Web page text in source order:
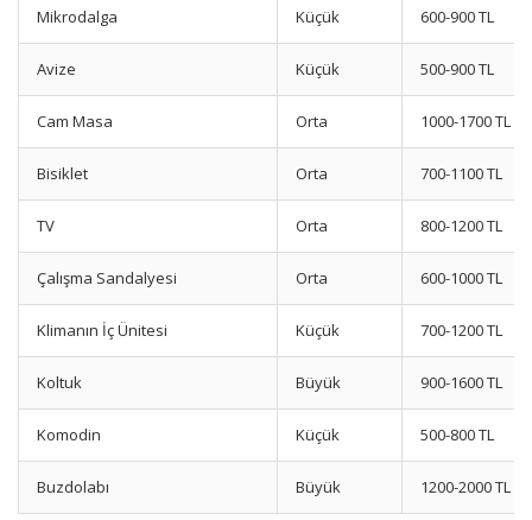
Mikrodalga Küçük 600-900 TL
Avize Küçük 500-900 TL
Cam Masa Orta 1000-1700 TL
Bisiklet Orta 700-1100 TL
TV Orta 800-1200 TL
Çalışma Sandalyesi Orta 600-1000 TL
Klimanın İç Ünitesi Küçük 700-1200 TL
Koltuk Büyük 900-1600 TL
Komodin Küçük 500-800 TL
Buzdolabı Büyük 1200-2000 TL